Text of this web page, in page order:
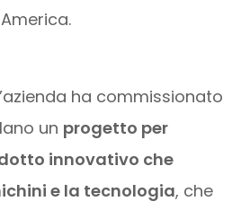
ha commissionato
un progetto per
innovativo che
e la tecnologia, che